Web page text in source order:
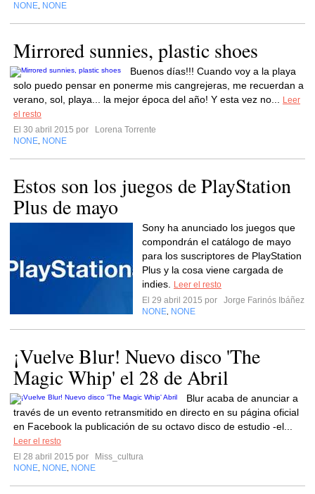
NONE NONE
Mirrored sunnies, plastic shoes
Buenos días!!! Cuando voy a la playa
solo puedo pensar en ponerme mis cangrejeras, me recuerdan a
verano, sol, playa... la mejor época del año! Y esta vez no...
Leer
el resto
El 30 abril 2015 por
Lorena Torrente
NONE NONE
Estos son los juegos de PlayStation
Plus de mayo
Sony ha anunciado los juegos que
compondrán el catálogo de mayo
para los suscriptores de PlayStation
Plus y la cosa viene cargada de
indies.
Leer el resto
El 29 abril 2015 por
Jorge Farinós Ibáñez
NONE NONE
¡Vuelve Blur! Nuevo disco 'The
Magic Whip' el 28 de Abril
Blur acaba de anunciar a
través de un evento retransmitido en directo en su página oficial
en Facebook la publicación de su octavo disco de estudio -el...
Leer el resto
El 28 abril 2015 por
Miss_cultura
NONE NONE NONE